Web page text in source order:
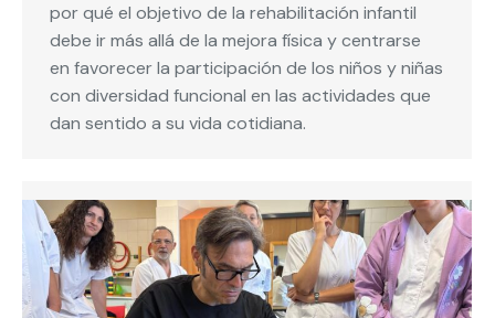
por qué el objetivo de la rehabilitación infantil
debe ir más allá de la mejora física y centrarse
en favorecer la participación de los niños y niñas
con diversidad funcional en las actividades que
dan sentido a su vida cotidiana.